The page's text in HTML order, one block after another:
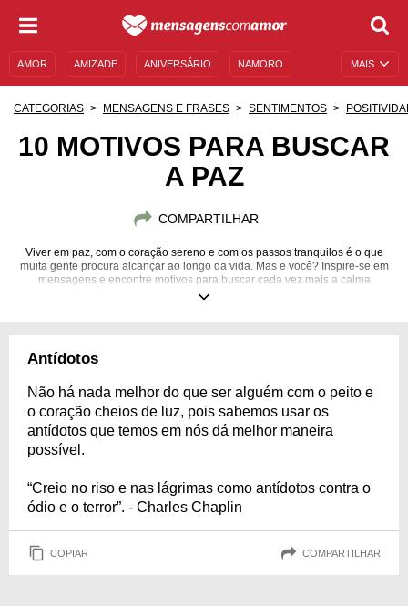
MAIS
AMOR AMIZADE ANIVERSÁRIO NAMORO
MENSAGENS DE ANIVERSÁRIO
CATEGORIAS MENSAGENS E FRASES SENTIMENTOS
10 MOTIVOS PARA BUSCAR
A PAZ
COMPARTILHAR
Viver em paz, com o coração sereno e com os passos tranquilos é o que
muita gente procura alcançar ao longo da vida. Mas e você? Inspire-se em
mensagens e encontre motivos para buscar cada vez mais a calma
necessária. É muito melhor caminhar lado a lado com o que é suave.
Antídotos
Não há nada melhor do que ser alguém com o peito e
o coração cheios de luz, pois sabemos usar os
antídotos que temos em nós dá melhor maneira
possível.
“Creio no riso e nas lágrimas como antídotos contra o
ódio e o terror”. - Charles Chaplin
COPIAR COMPARTILHAR